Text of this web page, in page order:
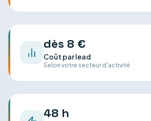
dès 8 €
Coût par lead
Selon votre secteur d'activité
48 h